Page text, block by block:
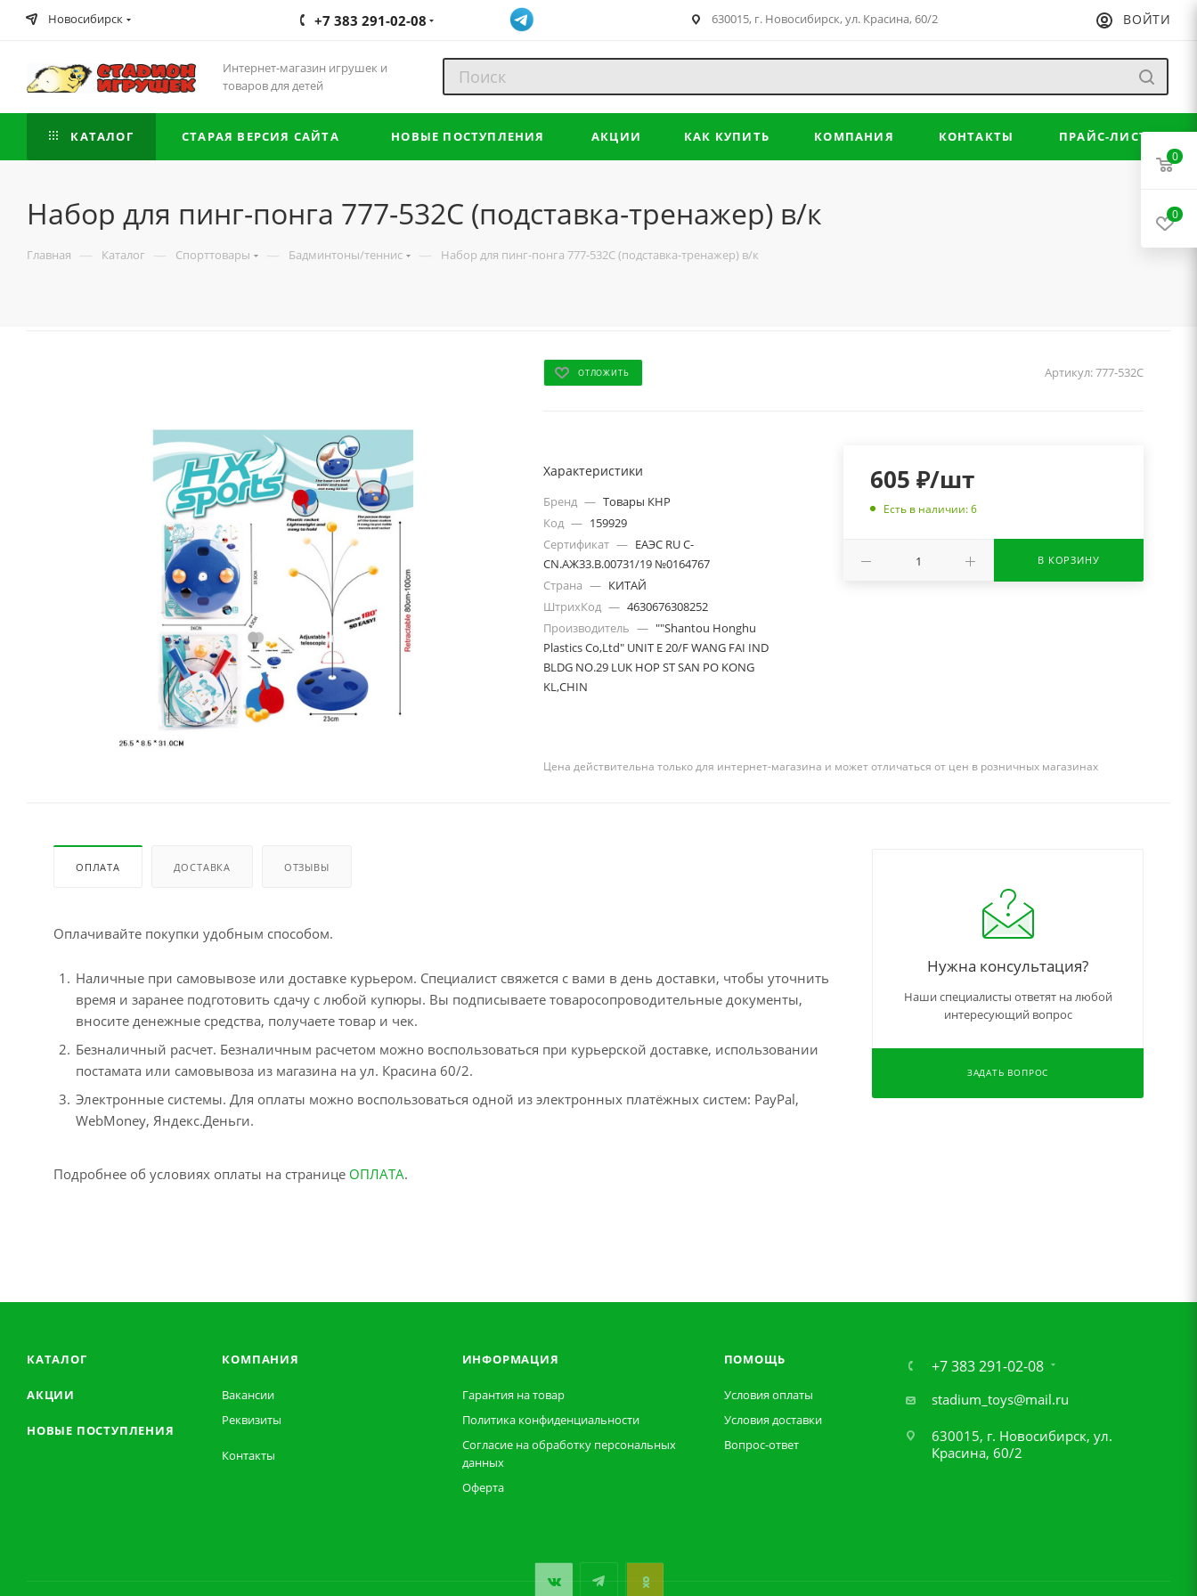
Новосибирск +7 383 291-02-08 630015, г. Новосибирск, ул. Красина, 60/2 ВОЙТИ
Интернет-магазин игрушек и
товаров для детей
КАТАЛОГ СТАРАЯ ВЕРСИЯ САЙТА НОВЫЕ ПОСТУПЛЕНИЯ АКЦИИ КАК КУПИТЬ КОМПАНИЯ КОНТАКТЫ ПРАЙС-ЛИСТ
Набор для пинг-понга 777-532C (подставка-тренажер) в/к
Главная — Каталог — Спорттовары — Бадминтоны/теннис — Набор для пинг-понга 777-532C (подставка-тренажер) в/к
ОТЛОЖИТЬ Артикул:777-532C
Характеристики
Бренд — Товары КНР
Код — 159929
Сертификат — ЕАЭС RU C-
CN.АЖ33.В.00731/19 №0164767
Страна — КИТАЙ
ШтрихКод — 4630676308252
Производитель — ""Shantou Honghu
Plastics Co,Ltd" UNIT E 20/F WANG FAI IND
BLDG NO.29 LUK HOP ST SAN PO KONG
KL,CHIN
605 ₽/шт
Есть в наличии: 6
В КОРЗИНУ
Цена действительна только для интернет-магазина и может отличаться от цен в розничных магазинах
ОПЛАТА ДОСТАВКА ОТЗЫВЫ
Оплачивайте покупки удобным способом.
Наличные при самовывозе или доставке курьером. Специалист свяжется с вами в день доставки, чтобы уточнить
время и заранее подготовить сдачу с любой купюры. Вы подписываете товаросопроводительные документы,
вносите денежные средства, получаете товар и чек.
Безналичный расчет. Безналичным расчетом можно воспользоваться при курьерской доставке, использовании
постамата или самовывоза из магазина на ул. Красина 60/2.
Электронные системы. Для оплаты можно воспользоваться одной из электронных платёжных систем: PayPal,
WebMoney, Яндекс.Деньги.
Подробнее об условиях оплаты на странице ОПЛАТА.
Нужна консультация?
Наши специалисты ответят на любой
интересующий вопрос
ЗАДАТЬ ВОПРОС
КАТАЛОГ
АКЦИИ
НОВЫЕ ПОСТУПЛЕНИЯ
КОМПАНИЯ
Вакансии
Реквизиты
Контакты
ИНФОРМАЦИЯ
Гарантия на товар
Политика конфиденциальности
Согласие на обработку персональных
данных
Оферта
ПОМОЩЬ
Условия оплаты
Условия доставки
Вопрос-ответ
+7 383 291-02-08
stadium_toys@mail.ru
630015, г. Новосибирск, ул.
Красина, 60/2
0
0